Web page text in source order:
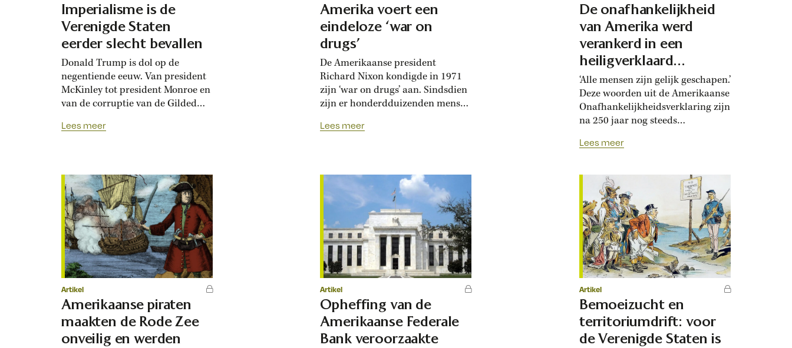
Imperialisme is de
Verenigde Staten
eerder slecht bevallen
Donald Trump is dol op de
negentiende eeuw. Van president
McKinley tot president Monroe en
van de corruptie van de Gilded
zijn acties in Venezuela en
imperialisme aan toe: het
overnemen van landen om ze voor
eigen gewin uit te buiten….
Lees meer
Amerika voert een
eindeloze ‘war on
drugs’
De Amerikaanse president
Richard Nixon kondigde in 1971
zijn ‘war on drugs’ aan. Sindsdien
zijn er honderdduizenden mensen
Amerika. Donald Trump heeft het
‘narcoterroristen’ en doodt hen
zonder vorm van proces. Op 20
april 2001 schoot de Peruaanse
luchtmacht een Cessna uit de
lucht, een…
Lees meer
De onafhankelijkheid
van Amerika werd
verankerd in een
heiligverklaard
document
‘Alle mensen zijn gelijk geschapen.’
Deze woorden uit de Amerikaanse
Onafhankelijkheidsverklaring zijn
na 250 jaar nog steeds
Ze weerspiegelen de idealen van
tijdgenoten. Na een zeereis van
zes weken kwam Benjamin
Franklin op 5 mei 1775 terug in
Philadelphia. Als
vertegenwoordiger van
Pennsylvania in Groot-Brittannië
had hij er jarenlang de klachten
van de Amerikaanse…
Lees meer
Artikel
Amerikaanse piraten
maakten de Rode Zee
onveilig en werden
Artikel
Opheffing van de
Amerikaanse Federale
Bank veroorzaakte
Artikel
Bemoeizucht en
territoriumdrift: voor
de Verenigde Staten is